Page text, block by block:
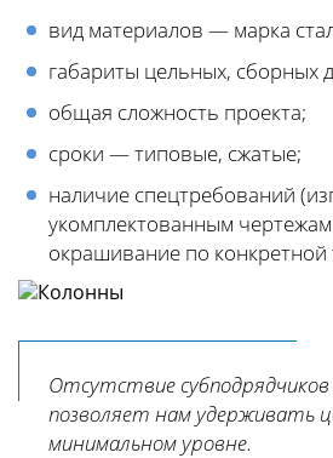
вид материалов — марка
габариты цельных, сборных
общая сложность проекта;
сроки — типовые, сжатые;
наличие спецтребований
укомплектованным чертежам
окрашивание по конкретной
Отсутствие субподрядчиков
позволяет нам удерживать
минимальном уровне.